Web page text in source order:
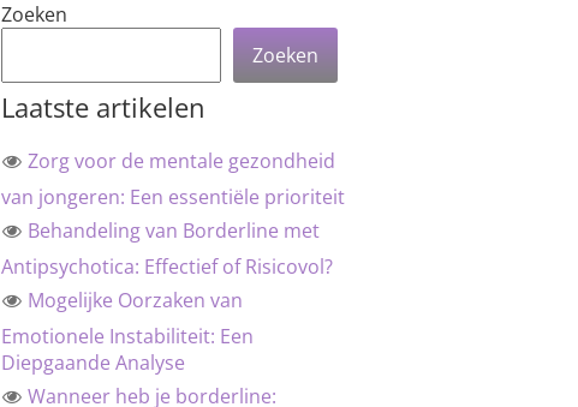
Zoeken
Zoeken
Laatste artikelen
Zorg voor de mentale gezondheid
van jongeren: Een essentiële prioriteit
Behandeling van Borderline met
Antipsychotica: Effectief of Risicovol?
Mogelijke Oorzaken van
Emotionele Instabiliteit: Een
Diepgaande Analyse
Wanneer heb je borderline: